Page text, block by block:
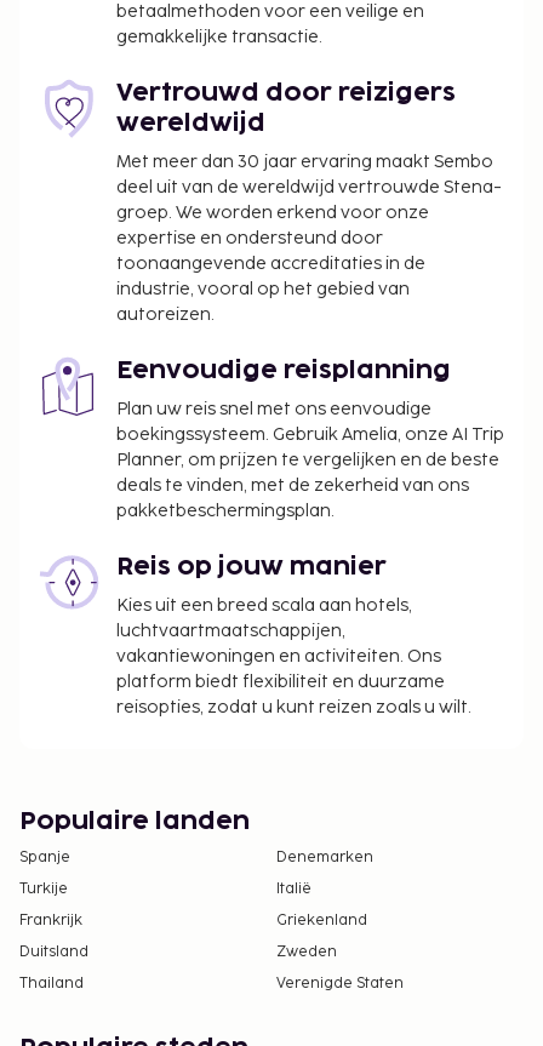
continentaal ontbijt.
worden betaald. De kosten kunnen inclusief
toepasselijke belastingen zijn:
De stad heft de volgende belasting: EUR 0.80
per persoon, per nacht. Deze belasting is niet
van toepassing op kinderen die jonger zijn dan
18 jaar.
We hebben alle kosten vermeld die de
accommodatie aan ons heeft doorgegeven.
Wegens de nationale wetgeving mogen
contante betalingen bij deze accommodatie
het bedrag van EUR 1000 niet overschrijden.
Neem voor meer informatie contact op met de
accommodatie via de gegevens in de
boekingsbevestiging.
betaalmethoden voor een veilige en
gemakkelijke transactie.
Vertrouwd door reizigers
wereldwijd
Met meer dan 30 jaar ervaring maakt Sembo
deel uit van de wereldwijd vertrouwde Stena-
groep. We worden erkend voor onze
expertise en ondersteund door
toonaangevende accreditaties in de
industrie, vooral op het gebied van
autoreizen.
Eenvoudige reisplanning
Plan uw reis snel met ons eenvoudige
boekingssysteem. Gebruik Amelia, onze AI Trip
Planner, om prijzen te vergelijken en de beste
deals te vinden, met de zekerheid van ons
pakketbeschermingsplan.
Reis op jouw manier
Kies uit een breed scala aan hotels,
luchtvaartmaatschappijen,
vakantiewoningen en activiteiten. Ons
platform biedt flexibiliteit en duurzame
reisopties, zodat u kunt reizen zoals u wilt.
Populaire landen
Spanje
Denemarken
Turkije
Italië
Frankrijk
Griekenland
Duitsland
Zweden
Thailand
Verenigde Staten